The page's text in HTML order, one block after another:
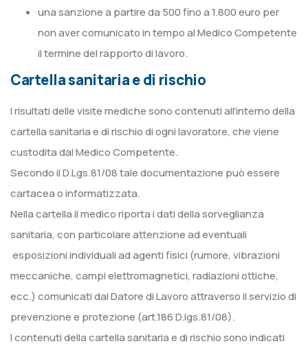
una sanzione a partire da 500 fino a 1.800 euro per
non aver comunicato in tempo al Medico Competente
il termine del rapporto di lavoro.
Cartella sanitaria e di rischio
I risultati delle visite mediche sono contenuti all’interno della
cartella sanitaria e di rischio di ogni lavoratore, che viene
custodita dal Medico Competente.
Secondo il D.Lgs.81/08 tale documentazione può essere
cartacea o informatizzata.
Nella cartella il medico riporta i dati della sorveglianza
sanitaria, con particolare attenzione ad eventuali
esposizioni individuali ad agenti fisici (rumore, vibrazioni
meccaniche, campi elettromagnetici, radiazioni ottiche,
ecc.) comunicati dal Datore di Lavoro attraverso il servizio di
prevenzione e protezione (art.186 D.lgs.81/08).
I contenuti della cartella sanitaria e di rischio sono indicati